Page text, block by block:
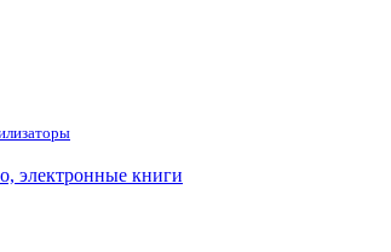
электронные книги